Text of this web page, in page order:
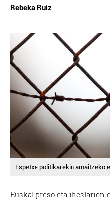
Rebeka Ruiz
Espetxe politikarekin amaitzeko
Euskal preso eta iheslarien